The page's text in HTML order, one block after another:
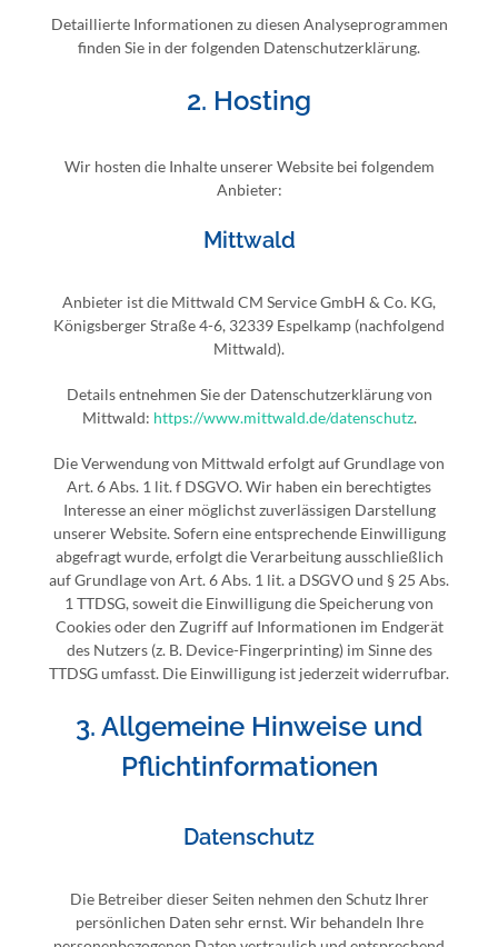
Detaillierte Informationen zu diesen Analyseprogrammen
finden Sie in der folgenden Datenschutzerklärung.
2. Hosting
Wir hosten die Inhalte unserer Website bei folgendem
Anbieter:
Mittwald
Anbieter ist die Mittwald CM Service GmbH & Co. KG,
Königsberger Straße 4-6, 32339 Espelkamp (nachfolgend
Mittwald).
Details entnehmen Sie der Datenschutzerklärung von
Mittwald: https://www.mittwald.de/datenschutz.
Die Verwendung von Mittwald erfolgt auf Grundlage von
Art. 6 Abs. 1 lit. f DSGVO. Wir haben ein berechtigtes
Interesse an einer möglichst zuverlässigen Darstellung
unserer Website. Sofern eine entsprechende Einwilligung
abgefragt wurde, erfolgt die Verarbeitung ausschließlich
auf Grundlage von Art. 6 Abs. 1 lit. a DSGVO und § 25 Abs.
1 TTDSG, soweit die Einwilligung die Speicherung von
Cookies oder den Zugriff auf Informationen im Endgerät
des Nutzers (z. B. Device-Fingerprinting) im Sinne des
TTDSG umfasst. Die Einwilligung ist jederzeit widerrufbar.
3. Allgemeine Hinweise und
Pflicht­informationen
Datenschutz
Die Betreiber dieser Seiten nehmen den Schutz Ihrer
persönlichen Daten sehr ernst. Wir behandeln Ihre